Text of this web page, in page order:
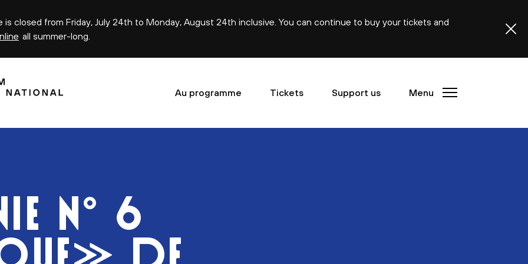
is closed from Friday, July 24th to Monday, August 24th inclusive. You can continue to buy your tickets and
all summer-long.
Au programme Tickets Support us Menu
N° 6